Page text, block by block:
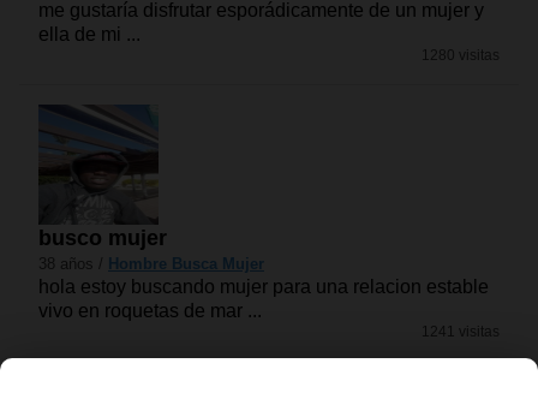
me gustaría disfrutar esporádicamente de un mujer y
ella de mi ...
1280 visitas
busco mujer
38 años / Hombre Busca Mujer
hola estoy buscando mujer para una relacion estable
vivo en roquetas de mar ...
1241 visitas